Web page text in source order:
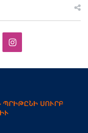
Instagram
ՊՐԻԹԸՆԻ ՍՈՒՐԲ